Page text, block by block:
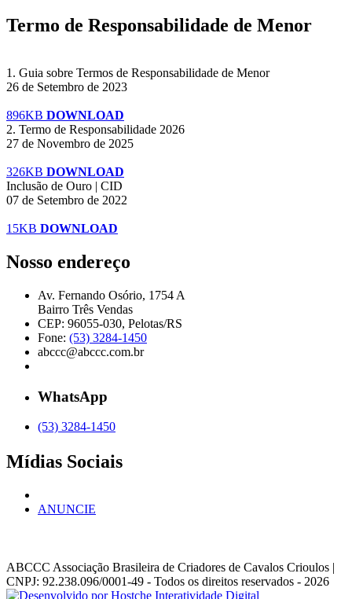
Termo de Responsabilidade de Menor
1. Guia sobre Termos de Responsabilidade de Menor
26 de Setembro de 2023
896KB DOWNLOAD
2. Termo de Responsabilidade 2026
27 de Novembro de 2025
326KB DOWNLOAD
Inclusão de Ouro | CID
07 de Setembro de 2022
15KB DOWNLOAD
Nosso endereço
Av. Fernando Osório, 1754 A
Bairro Três Vendas
CEP: 96055-030, Pelotas/RS
Fone: (53) 3284-1450
abccc@abccc.com.br
WhatsApp
(53) 3284-1450
Mídias Sociais
ANUNCIE
ABCCC Associação Brasileira de Criadores de Cavalos Crioulos |
CNPJ: 92.238.096/0001-49 - Todos os direitos reservados - 2026